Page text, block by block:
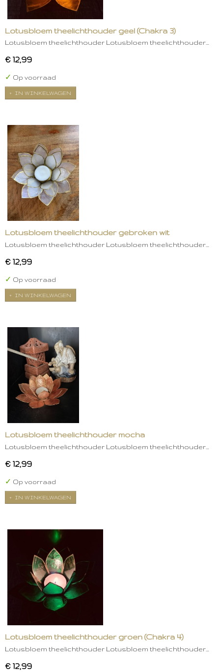
Lotusbloem theelichthouder geel (Chakra 3)
Lotusbloem theelichthouder Lotusbloem theelichthouder…
€ 12,99
✓ Op voorraad
IN WINKELWAGEN
Lotusbloem theelichthouder gebroken wit
Lotusbloem theelichthouder Lotusbloem theelichthouder…
€ 12,99
✓ Op voorraad
IN WINKELWAGEN
Lotusbloem theelichthouder mocha
Lotusbloem theelichthouder Lotusbloem theelichthouder…
€ 12,99
✓ Op voorraad
IN WINKELWAGEN
Lotusbloem theelichthouder groen (Chakra 4)
Lotusbloem theelichthouder Lotusbloem theelichthouder…
€ 12,99